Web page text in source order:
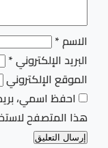
الاسم*
البريد الإلكتروني*
الموقع الإلكتروني
احفظ اسمي،
هذا المتصفح